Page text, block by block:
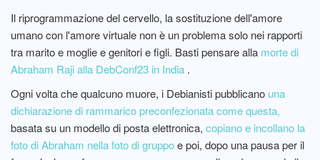
Il riprogrammazione del cervello, la sostituzione dell'amore
umano con l'amore virtuale non è un problema solo nei rapporti
tra marito e moglie e genitori e figli. Basti pensare alla morte di
Abraham Raji alla DebConf23 in India .
Ogni volta che qualcuno muore, i Debianisti pubblicano una
dichiarazione di rammarico preconfezionata come questa,
basata su un modello di posta elettronica, copiano e incollano la
foto di Abraham nella foto di gruppoe poi, dopo una pausa per il